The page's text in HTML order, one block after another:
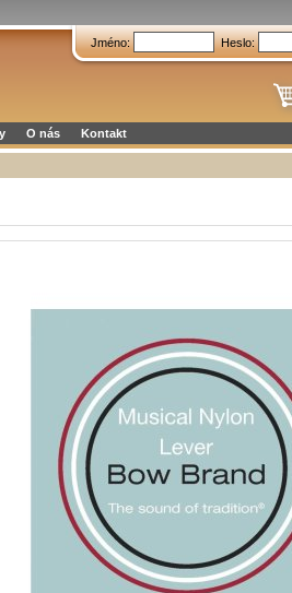
Jméno: Heslo:
O nás Kontakt